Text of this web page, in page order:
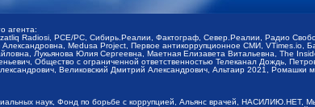
агента:
Radiosi, PCE/PC, Сибирь.Реалии, Фактограф, Север.Реалии, Радио
Medusa Project, Первое антикоррупционное СМИ,
Лукьянова Юлия Сергеевна, Маетная Елизавета Витальевна, The
Общество с ограниченной ответственностью Телеканал Дождь,
Великовский Дмитрий Александрович, Альтаир 2021, Ромашки
наук, Фонд по борьбе с коррупцией, Альянс врачей,